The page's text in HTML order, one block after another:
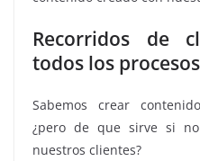
Recorridos de
todos los procesos
Sabemos crear
¿pero de que sirve si
nuestros clientes?